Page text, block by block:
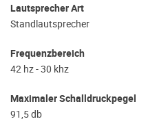
Lautsprecher Art
Standlautsprecher
Frequenzbereich
42 hz - 30 khz
Maximaler Schalldruckpegel
91,5 db